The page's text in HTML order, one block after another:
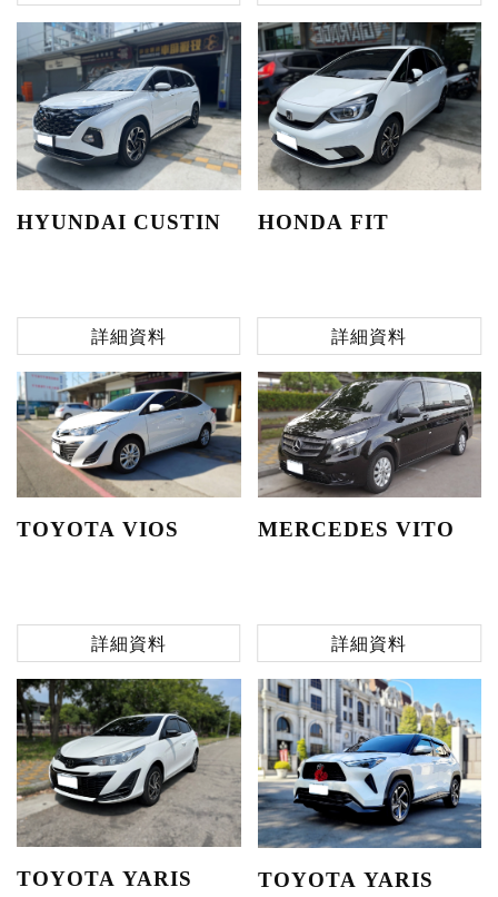
HYUNDAI CUSTIN
詳細資料
HONDA FIT
詳細資料
TOYOTA VIOS
詳細資料
MERCEDES VITO
詳細資料
TOYOTA YARIS
TOYOTA YARIS